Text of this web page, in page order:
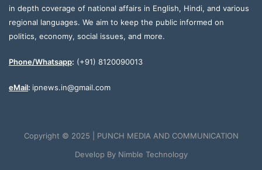
in depth coverage of national affairs in English, Hindi, and various
regional languages. We aim to keep the public informed on
politics, economy, social issues, and more.
Phone/Whatsapp: (+91) 8120090013
eMail: ipnews.in@gmail.com
Copyright © 2025 | PUNCH MEDIA AND COMMUNICATION
Develop By Nimble Technology